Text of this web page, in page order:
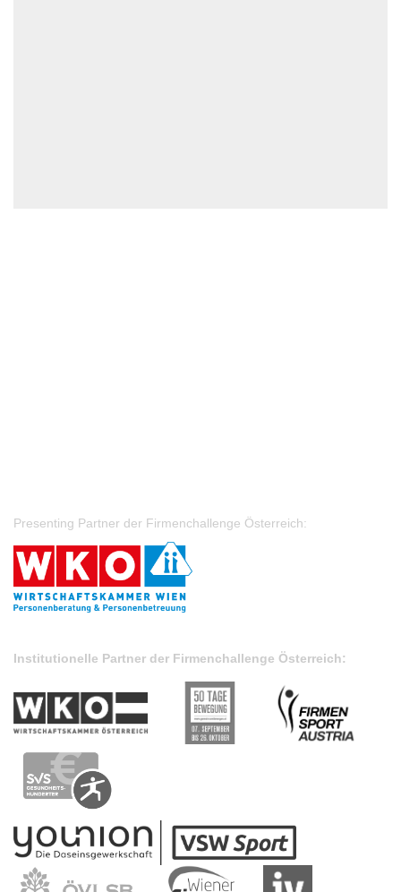
Presenting Partner der Firmenchallenge Österreich:
Institutionelle Partner der Firmenchallenge Österreich: